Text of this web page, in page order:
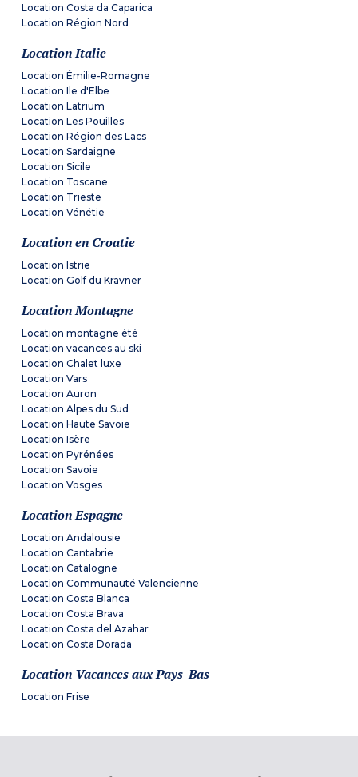
Location Costa da Caparica
Location Région Nord
Location Italie
Location Émilie-Romagne
Location Ile d'Elbe
Location Latrium
Location Les Pouilles
Location Région des Lacs
Location Sardaigne
Location Sicile
Location Toscane
Location Trieste
Location Vénétie
Location en Croatie
Location Istrie
Location Golf du Kravner
Location Montagne
Location montagne été
Location vacances au ski
Location Chalet luxe
Location Vars
Location Auron
Location Alpes du Sud
Location Haute Savoie
Location Isère
Location Pyrénées
Location Savoie
Location Vosges
Location Espagne
Location Andalousie
Location Cantabrie
Location Catalogne
Location Communauté Valencienne
Location Costa Blanca
Location Costa Brava
Location Costa del Azahar
Location Costa Dorada
Location Vacances aux Pays-Bas
Location Frise